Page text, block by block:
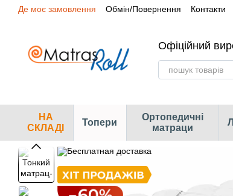
Перейти до основного контенту
Де моє замовлення Обмін/Повернення Контакти
Офіційний
НА
СКЛАДІ
Топери
Ортопедичні
матраци